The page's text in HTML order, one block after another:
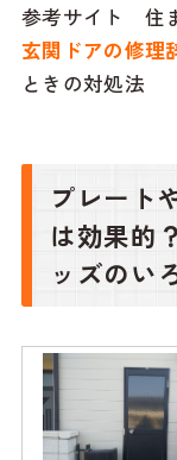
参考サイト 住
玄関ドアの修理
ときの対処法
プレート
は効果的
ッズのい